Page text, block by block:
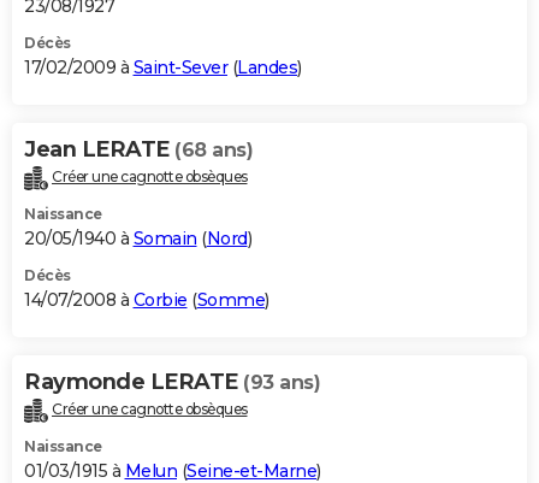
23/08/1927
Décès
17/02/2009 à Saint-Sever(Landes)
Jean LERATE (68 ans)
Créer une cagnotte obsèques
Naissance
20/05/1940 à Somain (Nord)
Décès
14/07/2008 à Corbie (Somme)
Raymonde LERATE (93 ans)
Créer une cagnotte obsèques
Naissance
01/03/1915 à Melun (Seine-et-Marne)